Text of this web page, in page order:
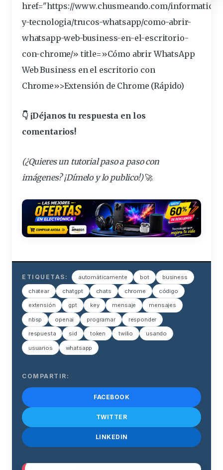
href="https://www.chusmeando.com/informatica-
y-tecnologia/trucos-whatsapp/como-abrir-
whatsapp-web-business-en-el-escritorio-
con-chrome/» title=»Cómo abrir WhatsApp
Web Business en el escritorio con
Chrome»>Extensión de Chrome (Rápido)
👇 ¡Déjanos tu respuesta en los
comentarios!
(¿Quieres un tutorialpaso a paso con
imágenes? ¡Dímelo y lo publico!)🚀
ETIQUETAS: automáticamente bot business
chatear chatgpt chats chrome código
extensión gpt key mensaje mensajes
nbsp openai programar responder
respuesta sid token twilio usando
usuarios whatsapp
COMPARTIR:
FACEBOOK
TWITTER
LINKEDIN